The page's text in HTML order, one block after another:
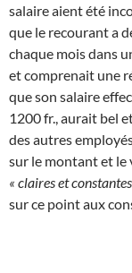
salaire aient été
que le recourant a
chaque mois dans
et comprenait une
que son salaire
1200 fr., aurait bel
des autres
sur le montant et le
« claires et
sur ce point aux